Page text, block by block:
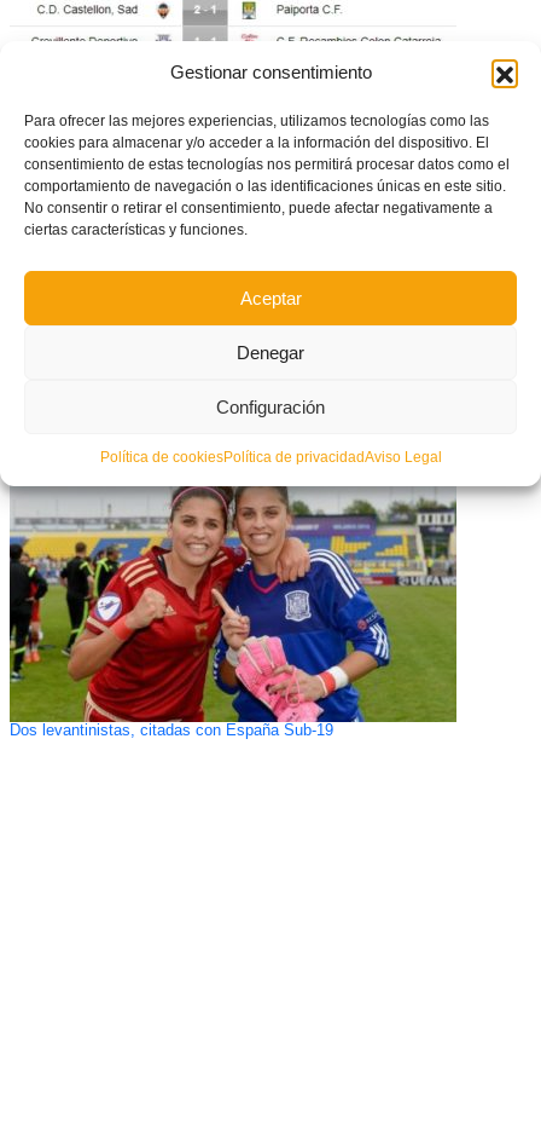
Gestionar consentimiento
Para ofrecer las mejores experiencias, utilizamos tecnologías como las
cookies para almacenar y/o acceder a la información del dispositivo. El
consentimiento de estas tecnologías nos permitirá procesar datos como el
comportamiento de navegación o las identificaciones únicas en este sitio.
No consentir o retirar el consentimiento, puede afectar negativamente a
ciertas características y funciones.
Aceptar
Denegar
Configuración
Política de cookiesPolítica de privacidadAviso Legal
Resumen y goles de la jornada 13 de Tercera División
Duelo por el fallecimiento del mítico exfutbolista húngaro del Hércules CF
Dos levantinistas, citadas con España Sub-19